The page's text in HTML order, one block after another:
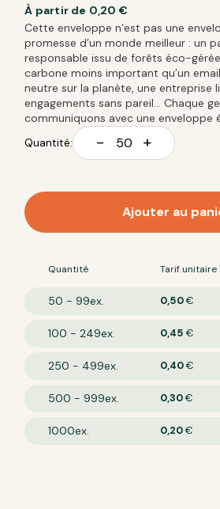
À partir de 0,20 €
Cette enveloppe n’est pas une
promesse d’un monde meilleur : un
responsable issu de forêts éco-
carbone moins important qu’un
neutre sur la planète, une entreprise
engagements sans pareil… Chaque
communiquons avec une enveloppe
Quantité:
- +
Ajouter au
Quantité Tarif unitaire
50 - 99 0,50€
100 - 249 0,45€
250 - 499 0,40€
500 - 999 0,30€
1000 0,20€